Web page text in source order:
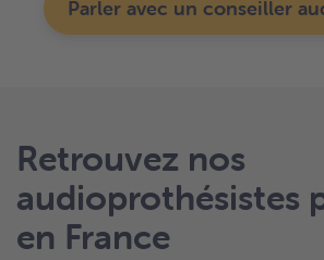
Parler avec un conseiller
Retrouvez nos
audioprothésistes
en France